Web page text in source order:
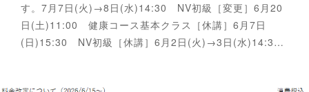
す。7月7日(火)→8日(水)14:30 NV初級［変更］6月20
日(土)11:00 健康コース基本クラス［休講］6月7日
(日)15:30 NV初級［休講］6月2日(火)→3日(水)14:3…